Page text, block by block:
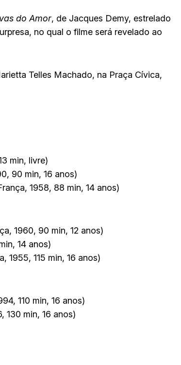
do Amor, de Jacques Demy, estrelado
no qual o filme será revelado ao
Telles Machado, na Praça Cívica,
min, livre)
90 min, 16 anos)
1958, 88 min, 14 anos)
1960, 90 min, 12 anos)
14 anos)
1955, 115 min, 16 anos)
110 min, 16 anos)
130 min, 16 anos)